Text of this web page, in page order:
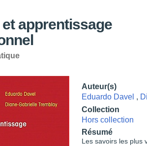
apprentissage
Auteur(s)
Eduardo Davel ,
Collection
Hors collection
Résumé
Les savoirs les plus